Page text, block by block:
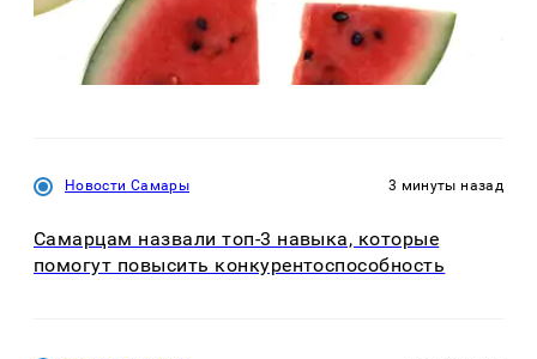
Новости Самары 3 минуты назад
Самарцам назвали топ-3 навыка, которые
помогут повысить конкурентоспособность